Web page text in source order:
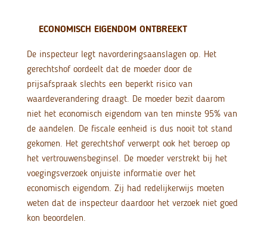
ECONOMISCH EIGENDOM ONTBREEKT
De inspecteur legt navorderingsaanslagen op. Het
gerechtshof oordeelt dat de moeder door de
prijsafspraak slechts een beperkt risico van
waardeverandering draagt. De moeder bezit daarom
niet het economisch eigendom van ten minste 95% van
de aandelen. De fiscale eenheid is dus nooit tot stand
gekomen. Het gerechtshof verwerpt ook het beroep op
het vertrouwensbeginsel. De moeder verstrekt bij het
voegingsverzoek onjuiste informatie over het
economisch eigendom. Zij had redelijkerwijs moeten
weten dat de inspecteur daardoor het verzoek niet goed
kon beoordelen.